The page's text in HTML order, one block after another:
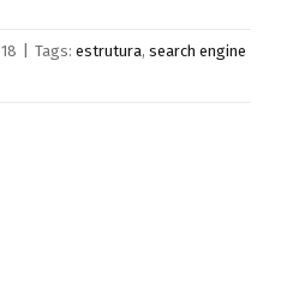
Tags: estrutura, search engine